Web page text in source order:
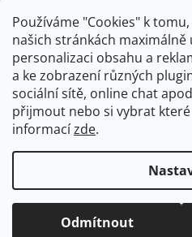
Používáme "Cookies" k
našich stránkách
personalizaci obsahu a
a ke zobrazení různých
sociální sítě, online chat
přijmout nebo si vybrat které
informacízde.
Odmítnout
Retro
Vytvořil Shoptet
Copyright 2026Dřezová-